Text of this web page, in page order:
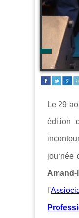
Le 29
édition
journée
Amand-
l'